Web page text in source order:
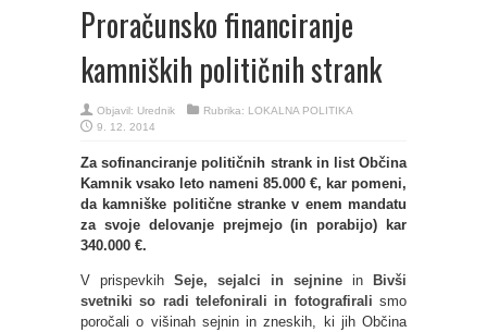
Proračunsko financiranje
kamniških političnih strank
Objavil: Urednik Rubrika: LOKALNA POLITIKA
9. 12. 2014
Za sofinanciranje političnih strank in list Občina
Kamnik vsako leto nameni 85.000 €, kar pomeni,
da kamniške politične stranke v enem mandatu
za svoje delovanje prejmejo (in porabijo) kar
340.000 €.
V prispevkih Seje, sejalci in sejnine in Bivši
svetniki so radi telefonirali in fotografirali smo
poročali o višinah sejnin in zneskih, ki jih Občina